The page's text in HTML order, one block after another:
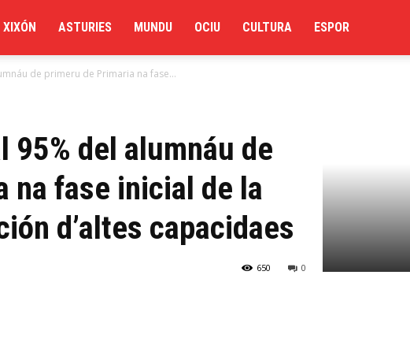
XIXÓN ASTURIES MUNDU OCIU CULTURA ESPOR
de primeru de Primaria na fase...
95% del alumnáu de
na fase inicial de la
d’altes capacidaes
0
650